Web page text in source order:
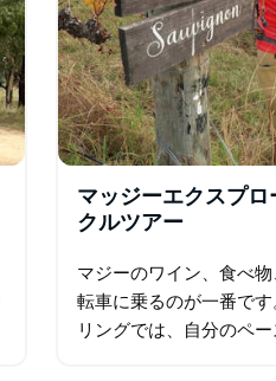
マッジーエクスプロ
クルツアー
マジーのワイン、食べ
転車に乗るのが一番で
リングでは、自分のペ